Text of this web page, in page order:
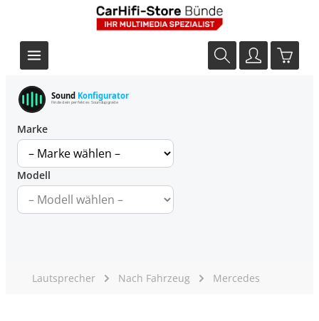
Sound Konfigurator
Finde dein perfektes Soundupgrade
Marke
Modell
Lautsprecher Nach Fahrzeug Mercedes